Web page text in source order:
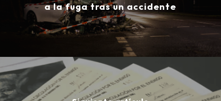
a la fuga tras un accidente